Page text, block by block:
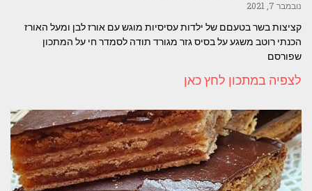
נובמבר 7, 2021
קציצות בשר בטעםם של ילדות עסיסיות מוגש עם אורז לבן ומעל האורז
הכנתי רוטב משגע על בסיס גזר מגורד תודה לסמדר חי על המתכון
שפורסם
לצפיה במתכון לחץ כאן